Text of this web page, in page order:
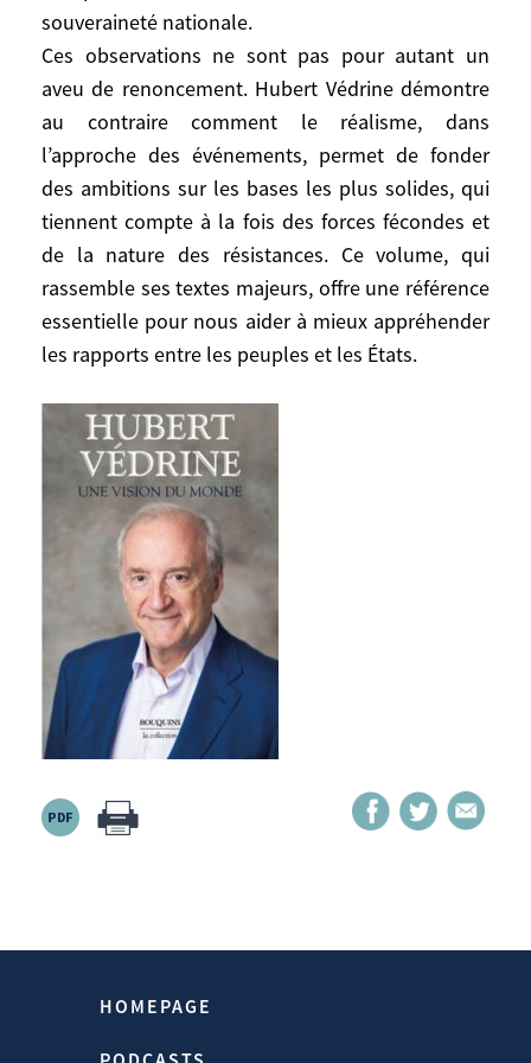
souveraineté nationale.
Ces observations ne sont pas pour autant un
aveu de renoncement. Hubert Védrine démontre
au contraire comment le réalisme, dans
l’approche des événements, permet de fonder
des ambitions sur les bases les plus solides, qui
tiennent compte à la fois des forces fécondes et
de la nature des résistances. Ce volume, qui
rassemble ses textes majeurs, offre une référence
essentielle pour nous aider à mieux appréhender
les rapports entre les peuples et les États.
ne possède plus la dynamique de ses
débuts, ni ne peut réaliser l’utopie d’un
fédéralisme réduisant la souveraineté
nationale.
Ces observations ne sont pas pour autant
un aveu de renoncement. Hubert Védrine
démontre au contraire comment le
réalisme, dans l’approche des événements,
permet de fonder des ambitions sur les
bases les plus solides, qui tiennent
compte à la fois des forces fécondes et de
la nature des résistances. Ce volume, qui
référence essentielle pour nous aider à
mieux appréhender les rapports entre les
peuples et les États.
Source:Https://www.hubertvedrine.net
Du Monde
HOMEPAGE